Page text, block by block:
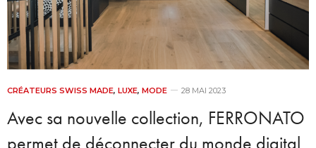
CRÉATEURS SWISS MADE, LUXE, MODE 28 MAI 2023
Avec sa nouvelle collection, FERRONATO